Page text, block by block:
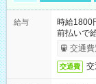
給与
時給1800
前払いで
交通費
交通費 交